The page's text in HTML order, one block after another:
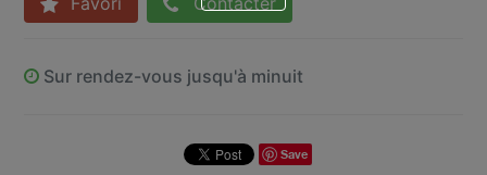
Sur rendez-vous jusqu'à minuit
Save